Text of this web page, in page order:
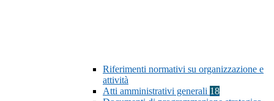
Riferimenti normativi su organizzazione e
attività
Atti amministrativi generali 18